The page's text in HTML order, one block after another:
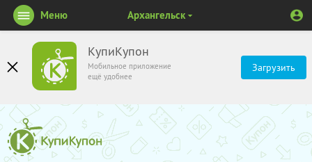
КупиКупон
Мобильное приложение
ещё удобнее
Загрузить
Меню Архангельск